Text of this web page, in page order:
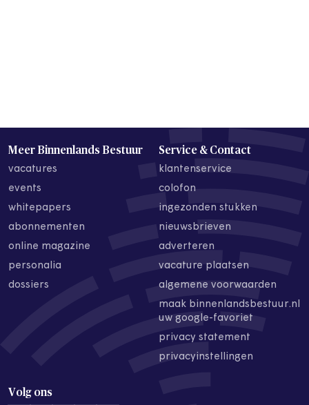
Meer Binnenlands Bestuur
vacatures
events
whitepapers
abonnementen
online magazine
personalia
dossiers
Service & Contact
klantenservice
colofon
ingezonden stukken
nieuwsbrieven
adverteren
vacature plaatsen
algemene voorwaarden
maak binnenlandsbestuur.nl
uw google-favoriet
privacy statement
privacyinstellingen
Volg ons